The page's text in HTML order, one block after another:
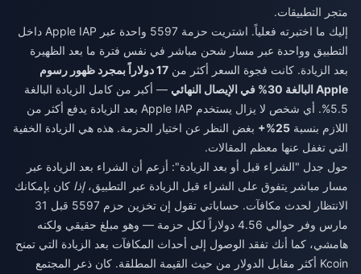
متجر التطبيقات.
إليك ما اختبرته فعلياً. اشتريت حزمة 5597 واحدة عبر Apple IAP داخل
التطبيق وواحدة عبر مسار شحن مباشر في نفس فترة ما بعد الظهيرة
بعد الزيادة. كانت فجوة السعر أكثر من
17 دولاراً بمجرد ظهور رسوم
Apple البالغة 30% في الإيصال النهائي
— أكبر من كامل الزيادة البالغة
5.5%. أي شخص لا يزال يستخدم Apple IAP بعد الزيادة يدفع أكثر من
اللازم بنسبة 25%+
بغض النظر عن اختيار الحزمة. هذه هي الزيادة الخفية
التي تغفل عنها معظم المقالات.
حول جدل "الشراء قبل أو بعد الزيادة": أزعم أن الشراء بعد الزيادة عبر
مسار مباشر يتفوق على الشراء قبل الزيادة عبر التطبيق،إذا كان بإمكانك
الانتظار لحدث مكافآت. حساباتي تقول إن تخزين حزم 5597 قبل 31
مارس وفر حوالي 4.56 دولاراً لكل حزمة — وهو مبلغ حقيقي ولكنه
هامشي، كما أنك تفقد الوصول إلى أحداث المكافآت بعد الزيادة التي تمنح
Kcoin أكثر مقابل الدولار من حيث القيمة المطلقة. كان ذعر المجتمع